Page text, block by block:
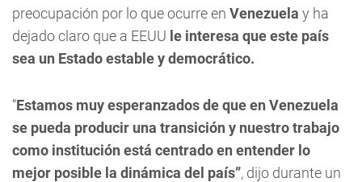
preocupación por lo que ocurre en Venezuela y ha
dejado claro que a EEUU le interesa que este país
sea un Estado estable y democrático.
“Estamos muy esperanzados de que en Venezuela
se pueda producir una transición y nuestro trabajo
como institución está centrado en entender lo
mejor posible la dinámica del país”, dijo durante un